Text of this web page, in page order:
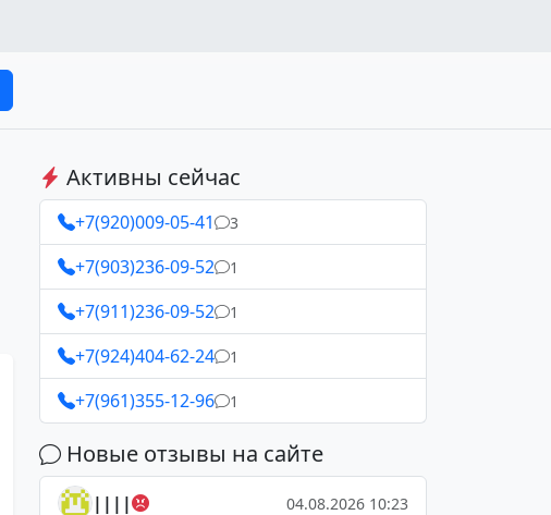
Активны сейчас
+7(920)009-05-41 3
+7(903)236-09-52 1
+7(911)236-09-52 1
+7(924)404-62-24 1
+7(961)355-12-96 1
Новые отзывы на сайте
|||| 04.08.2026 10:23